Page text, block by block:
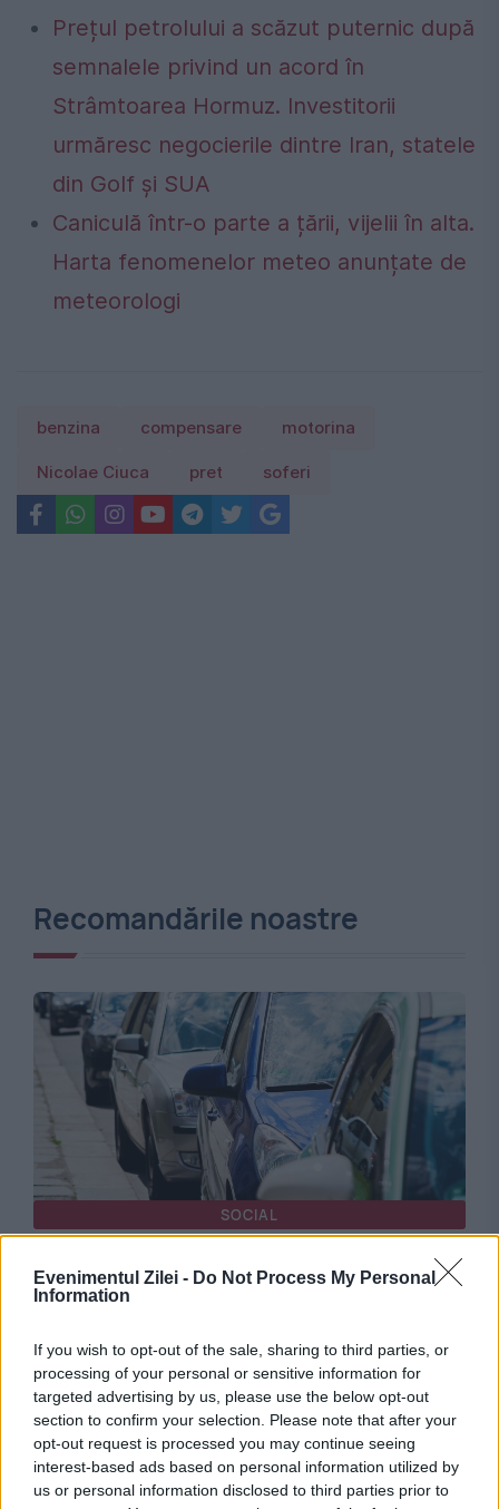
Evenimentul Zilei - Do Not Process My Personal
Information
If you wish to opt-out of the sale, sharing to third parties, or
processing of your personal or sensitive information for
targeted advertising by us, please use the below opt-out
section to confirm your selection. Please note that after your
opt-out request is processed you may continue seeing
interest-based ads based on personal information utilized by
us or personal information disclosed to third parties prior to
Prețul petrolului a scăzut puternic după
semnalele privind un acord în
Strâmtoarea Hormuz. Investitorii
urmăresc negocierile dintre Iran, statele
din Golf și SUA
Caniculă într-o parte a țării, vijelii în alta.
Harta fenomenelor meteo anunțate de
meteorologi
benzina compensare motorina
Nicolae Ciuca pret soferi
Recomandările noastre
SOCIAL
Capcane periculoase pe A2. Șoferii, puși în
pericol de șuruburi și piese metalice aruncate
pe carosabil. Apel de urgență la 112